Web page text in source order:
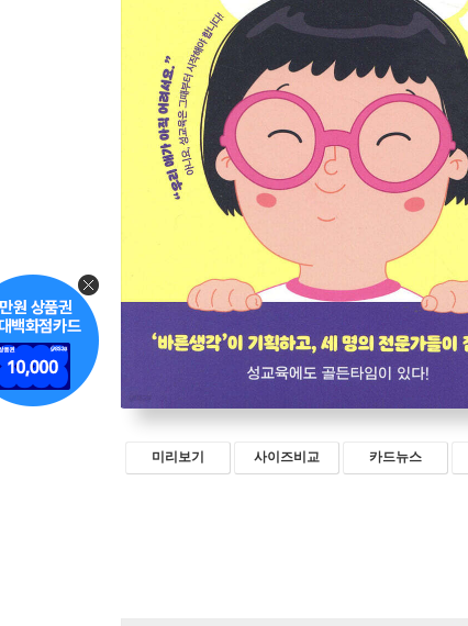
미리보기 사이즈비교 카드뉴스